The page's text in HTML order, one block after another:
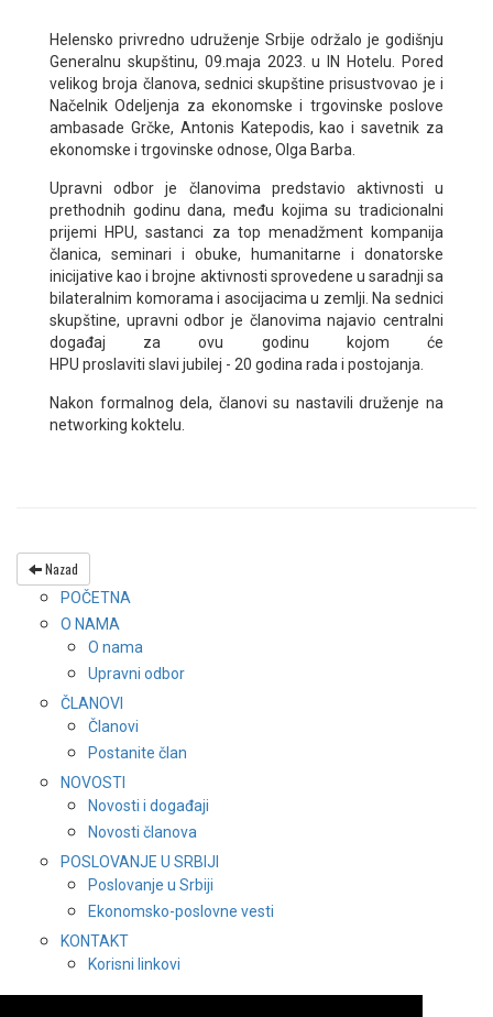
Helensko privredno udruženje Srbije održalo je godišnju
Generalnu skupštinu, 09.maja 2023. u IN Hotelu. Pored
velikog broja članova, sednici skupštine prisustvovao je i
Načelnik Odeljenja za ekonomske i trgovinske poslove
ambasade Grčke, Antonis Katepodis, kao i savetnik za
ekonomske i trgovinske odnose, Olga Barba.
Upravni odbor je članovima predstavio aktivnosti u
prethodnih godinu dana, među kojima su tradicionalni
prijemi HPU, sastanci za top menadžment kompanija
članica, seminari i obuke, humanitarne i donatorske
inicijative kao i brojne aktivnosti sprovedene u saradnji sa
bilateralnim komorama i asocijacima u zemlji. Na sednici
skupštine, upravni odbor je članovima najavio centralni
događaj za ovu godinu kojom će
HPU proslaviti slavi jubilej - 20 godina rada i postojanja.
Nakon formalnog dela, članovi su nastavili druženje na
networking koktelu.
Nazad
POČETNA
O NAMA
O nama
Upravni odbor
ČLANOVI
Članovi
Postanite član
NOVOSTI
Novosti i događaji
Novosti članova
POSLOVANJE U SRBIJI
Poslovanje u Srbiji
Ekonomsko-poslovne vesti
KONTAKT
Korisni linkovi